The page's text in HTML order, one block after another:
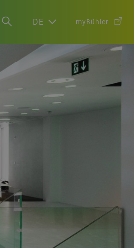
DE myBühler